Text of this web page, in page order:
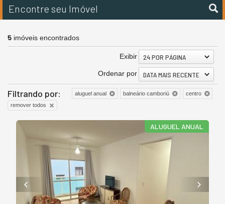
Encontre seu Imóvel
5 imóveis encontrados
Exibir 24 POR PÁGINA
Ordenar por DATA MAIS RECENTE
Filtrando por: aluguel anual balneário camboriú
centro
remover todos
ALUGUEL ANUAL